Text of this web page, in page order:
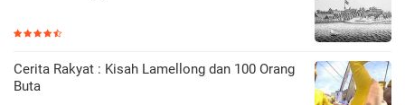
Cerita Rakyat : Kisah Lamellong dan 100 Orang
Buta